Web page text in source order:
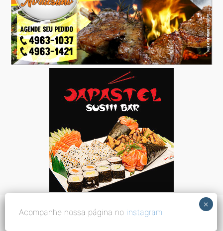
Acompanhe nossa página no instagram